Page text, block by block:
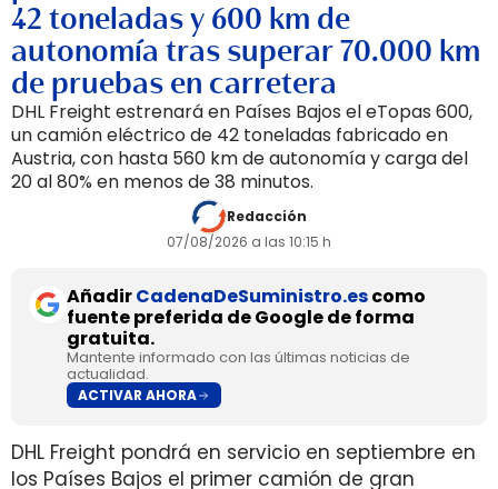
42 toneladas y 600 km de
autonomía tras superar 70.000 km
de pruebas en carretera
DHL Freight estrenará en Países Bajos el eTopas 600,
un camión eléctrico de 42 toneladas fabricado en
Austria, con hasta 560 km de autonomía y carga del
20 al 80% en menos de 38 minutos.
Redacción
07/08/2026 a las 10:15 h
AñadirCadenaDeSuministro.escomo
fuente preferida de Google de forma
gratuita.
Mantente informado con las últimas noticias de
actualidad.
ACTIVAR AHORA
DHL Freight pondrá en servicio en septiembre en
los Países Bajos el primer camión de gran